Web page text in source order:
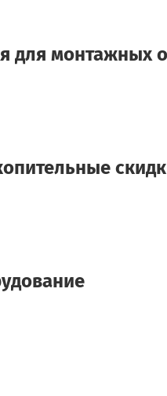
для монтажных